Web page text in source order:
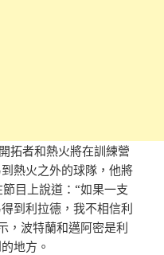
拓者和熱火將在訓練營
熱火之外的球隊，他將
目上說道：“如果一支
到利拉德，我不相信利
，波特蘭和邁阿密是利
地方。